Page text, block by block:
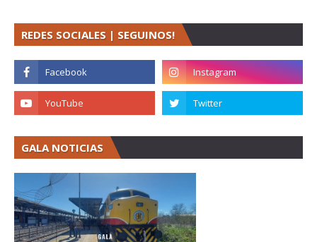
REDES SOCIALES | SEGUINOS!
GALA NOTICIAS